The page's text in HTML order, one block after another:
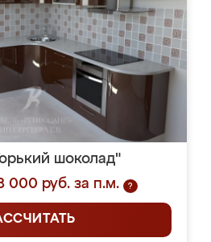
шоколад"
000 руб. за п.м.
?